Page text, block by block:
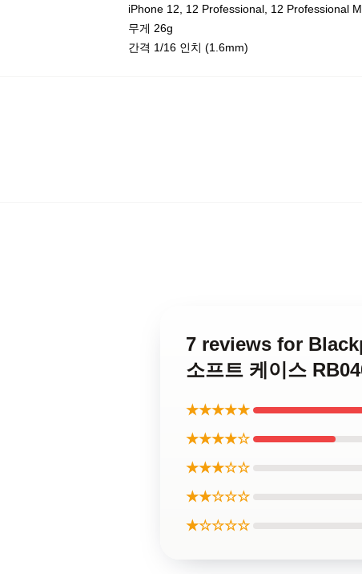
iPhone 12, 12 Professional, 12 Professional
무게 26g
간격 1/16 인치 (1.6mm)
7 reviews for
소프트 케이스
★★★★★
★★★★☆
★★★☆☆
★★☆☆☆
★☆☆☆☆